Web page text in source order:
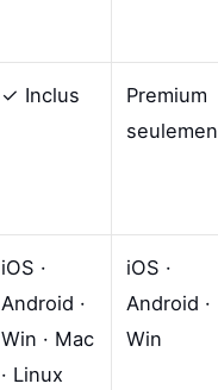
✓ Inclus
Premium
iOS ·
Android ·
Win · Mac
· Linux
iOS ·
Android ·
Win